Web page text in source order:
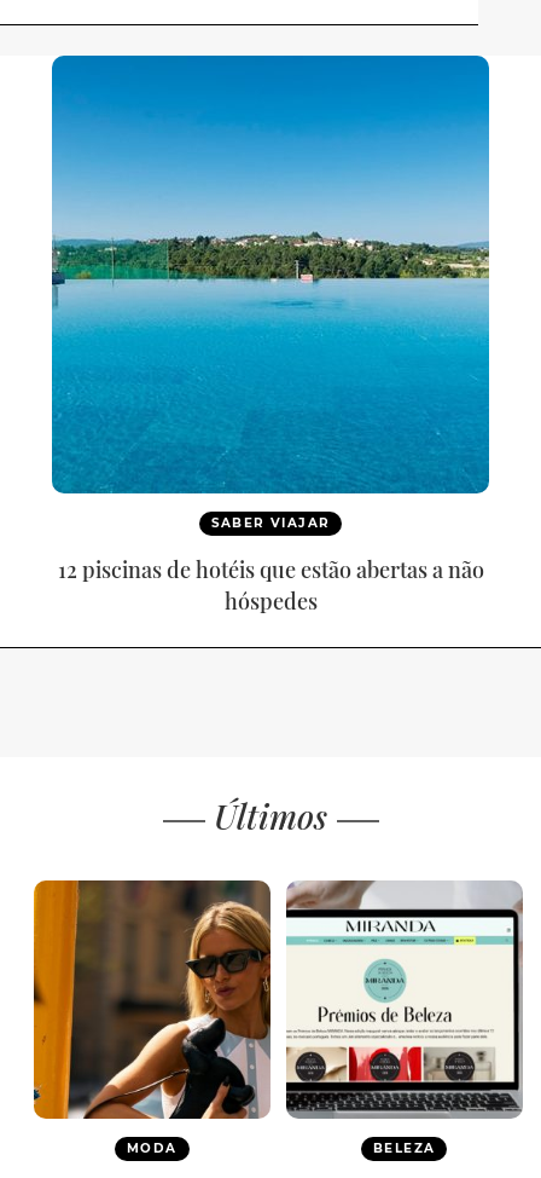
SABER VIAJAR
12 piscinas de hotéis que estão abertas a não
hóspedes
Últimos
MODA BELEZA